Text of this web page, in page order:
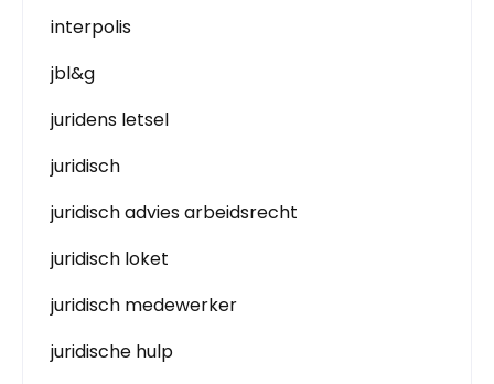
interpolis
jbl&g
juridens letsel
juridisch
juridisch advies arbeidsrecht
juridisch loket
juridisch medewerker
juridische hulp